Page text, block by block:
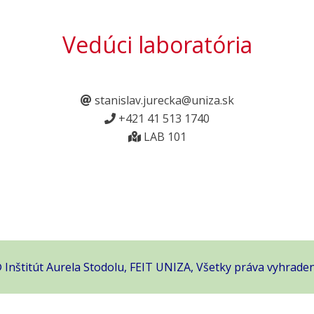
Vedúci laboratória
stanislav.jurecka@uniza.sk
+421 41 513 1740
LAB 101
Aurela Stodolu, FEIT UNIZA, Všetky práva